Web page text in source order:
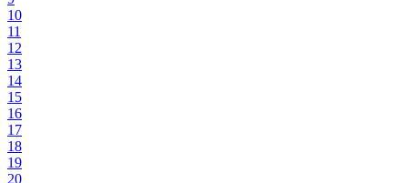
10
11
12
13
14
15
16
17
18
19
20